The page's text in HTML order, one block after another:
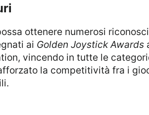
ottenere numerosi
ai Golden Joystick Awards
vincendo in tutte le
la competitività fra i